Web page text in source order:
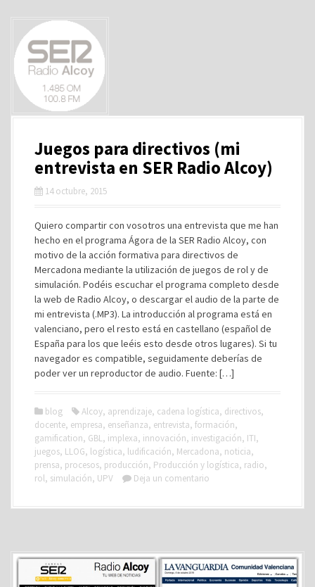
Juegos para directivos (mi
entrevista en SER Radio Alcoy)
14 octubre, 2015
Quiero compartir con vosotros una entrevista que me han
hecho en el programa Ágora de la SER Radio Alcoy, con
motivo de la acción formativa para directivos de
Mercadona mediante la utilización de juegos de rol y de
simulación. Podéis escuchar el programa completo desde
la web de Radio Alcoy, o descargar el audio de la parte de
mi entrevista (.MP3). La introducción al programa está en
valenciano, pero el resto está en castellano (español de
España para los que leéis esto desde otros lugares). Si tu
navegador es compatible, seguidamente deberías de
poder ver un reproductor de audio. Fuente: […]
blog Alcoy, aprendizaje, cadena logística, directivos,
docente, empresa, enseñanza, entrevista, formación,
gamification, GBL, implexa, innovación, investigación, ITI,
juegos, LLOG, logística, ludificación, Mercadona, noticia,
prensa, procesos, producción, Producción y logística, radio,
rol, simulación, UPV Deja un comentario